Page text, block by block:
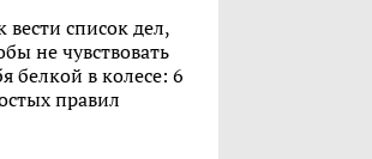
вести список дел,
не чувствовать
белкой в колесе: 6
правил